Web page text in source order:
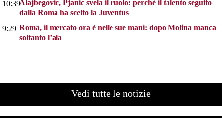
10:39Alajbegovic, Pjanic svela il ruolo: perché il talento seguito
dalla Roma ha scelto la Juventus
9:29 Roma, il mercato ora è nelle sue mani: dopo Molina manca
soltanto l’ala
Vedi tutte le notizie